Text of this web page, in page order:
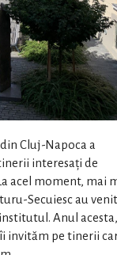
Cluj-Napoca a
interesați de
acel moment, mai
Secuiesc au venit
Anul acesta,
invităm pe tinerii